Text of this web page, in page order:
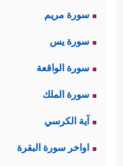
سورة مريم
سورة يس
سورة الواقعة
سورة الملك
آية الكرسي
اواخر سورة البقرة